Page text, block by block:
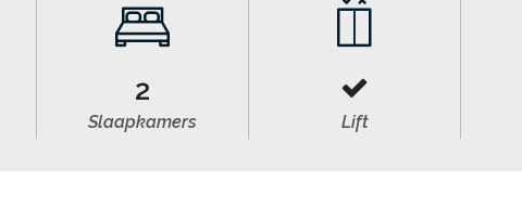
2
Slaapkamers Lift